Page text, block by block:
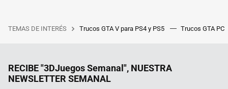
TEMAS DE INTERÉS Trucos GTA V para PS4 y PS5 Trucos GTA PC
RECIBE "3DJuegos Semanal", NUESTRA
NEWSLETTER SEMANAL